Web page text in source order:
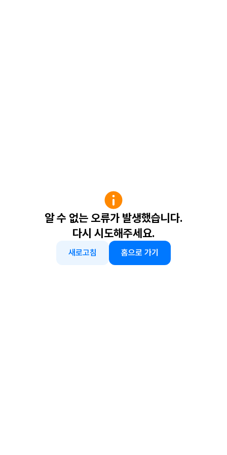
알 수 없는 오류가 발생했습니다.
다시 시도해주세요.
새로고침 홈으로 가기